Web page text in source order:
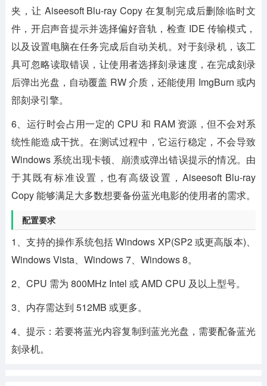
夹，让 Aiseesoft Blu-ray Copy 在复制完成后删除临时文
件，开启声音提示并选择偏好音轨，检查 IDE 传输模式，
以及设置电脑在任务完成后自动关机。对于刻录机，该工
具可忽略读取错误，让使用者选择刻录速度，在完成刻录
后弹出光盘，自动覆盖 RW 介质，还能使用 ImgBurn 或内
部刻录引擎。
6、运行时会占用一定的 CPU 和 RAM 资源，但不会对系
统性能造成干扰。在测试过程中，它运行稳定，不会导致
Windows 系统出现卡顿、崩溃或弹出错误提示的情况。由
于其既有标准设置，也有高级设置，Aiseesoft Blu-ray
Copy 能够满足大多数想要备份蓝光电影的使用者的需求。
配置要求
1、支持的操作系统包括 Windows XP(SP2 或更高版本)、
Windows Vista、Windows 7、Windows 8。
2、CPU 需为 800MHz Intel 或 AMD CPU 及以上型号。
3、内存需达到 512MB 或更多。
4、提示：若要将蓝光内容复制到蓝光光盘，需要配备蓝光
刻录机。